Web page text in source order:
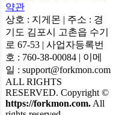
약관
상호 : 지게몬 | 주소 : 경
기도 김포시 고촌읍 수기
로 67-53 | 사업자등록번
호 : 760-38-00084 | 이메
일 : support@forkmon.com
ALL RIGHTS
RESERVED. Copyright ©
https://forkmon.com. All